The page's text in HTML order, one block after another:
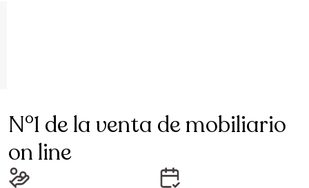
N°1 de la venta de mobiliario
on line